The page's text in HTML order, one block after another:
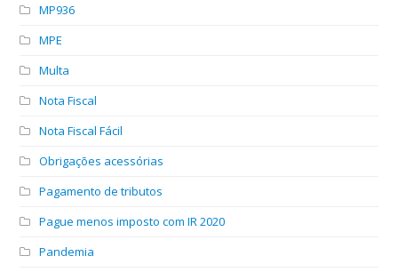
MP936
MPE
Multa
Nota Fiscal
Nota Fiscal Fácil
Obrigações acessórias
Pagamento de tributos
Pague menos imposto com IR 2020
Pandemia